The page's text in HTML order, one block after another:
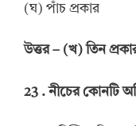
(ঘ) পাঁচ প্রকার
উত্তর– (খ) তিন
23 .নীচের কোনটি